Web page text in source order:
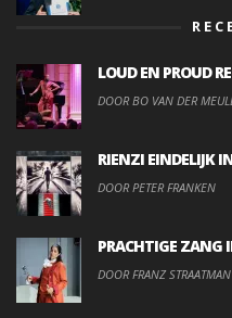
LOUD EN PROUD
DOOR BO VAN DER
RIENZI EINDELIJK
DOOR PETER FRANKEN
PRACHTIGE ZANG
DOOR FRANZ STRAATMAN